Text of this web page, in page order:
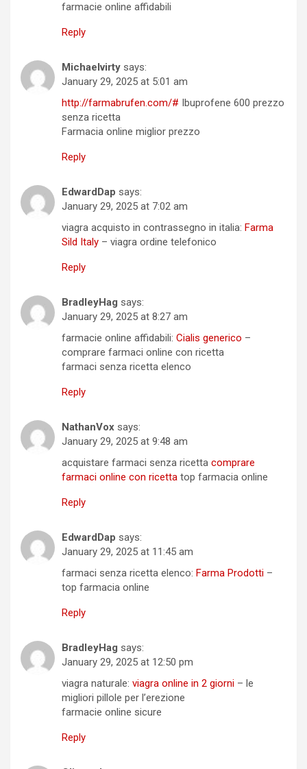
farmacie online affidabili
Reply
Michaelvirty says:
January 29, 2025 at 5:01 am
http://farmabrufen.com/# Ibuprofene 600 prezzo
senza ricetta
Farmacia online miglior prezzo
Reply
EdwardDap says:
January 29, 2025 at 7:02 am
viagra acquisto in contrassegno in italia: Farma
Sild Italy – viagra ordine telefonico
Reply
BradleyHag says:
January 29, 2025 at 8:27 am
farmacie online affidabili: Cialis generico –
comprare farmaci online con ricetta
farmaci senza ricetta elenco
Reply
NathanVox says:
January 29, 2025 at 9:48 am
acquistare farmaci senza ricetta comprare
farmaci online con ricetta top farmacia online
Reply
EdwardDap says:
January 29, 2025 at 11:45 am
farmaci senza ricetta elenco: Farma Prodotti –
top farmacia online
Reply
BradleyHag says:
January 29, 2025 at 12:50 pm
viagra naturale: viagra online in 2 giorni – le
migliori pillole per l’erezione
farmacie online sicure
Reply